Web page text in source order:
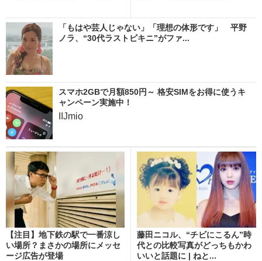
「もはや芸人じゃない」「理想の体形です」 平野
ノラ、“30代ラストビキニ”がファ...
スマホ2GBで月額850円～ 格安SIMをお得に使うキ
ャンペーン実施中！
IIJmio
【注目】地下鉄の駅で一番涼し
い場所？まさかの場所にメッセ
ージ広告が登場
藤田ニコル、“チビにこるん”時
代との比較写真がどっちもかわ
いいと話題に | ねと...